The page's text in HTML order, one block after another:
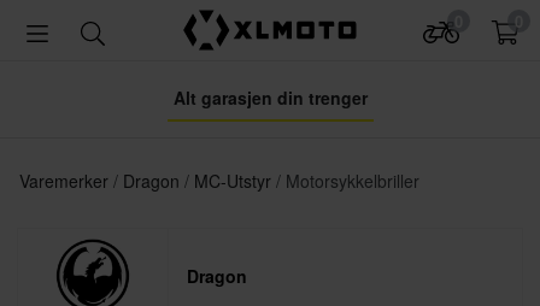
Alt garasjen din trenger
Varemerker Dragon MC-Utstyr Motorsykkelbriller
Dragon